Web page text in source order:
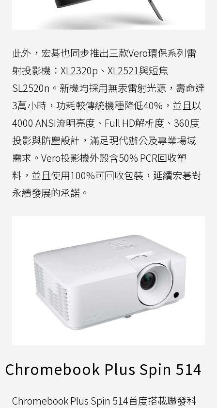
此外，宏碁也同步推出三款Vero環保系列雷
射投影機：XL2320p、XL2521與短焦
SL2520n。新機均採用無汞雷射光源，壽命達
3萬小時，功耗較傳統機種降低40%，並且以
4000 ANSI流明亮度、Full HD解析度、360度
投影與防塵設計，滿足現代辦公及專業場域
需求。Vero投影機外殼含50% PCR回收塑
料，並且使用100%可回收包裝，延續宏碁對
永續發展的承諾。
Chromebook Plus Spin 514
Chromebook Plus Spin 514首度搭載聯發科